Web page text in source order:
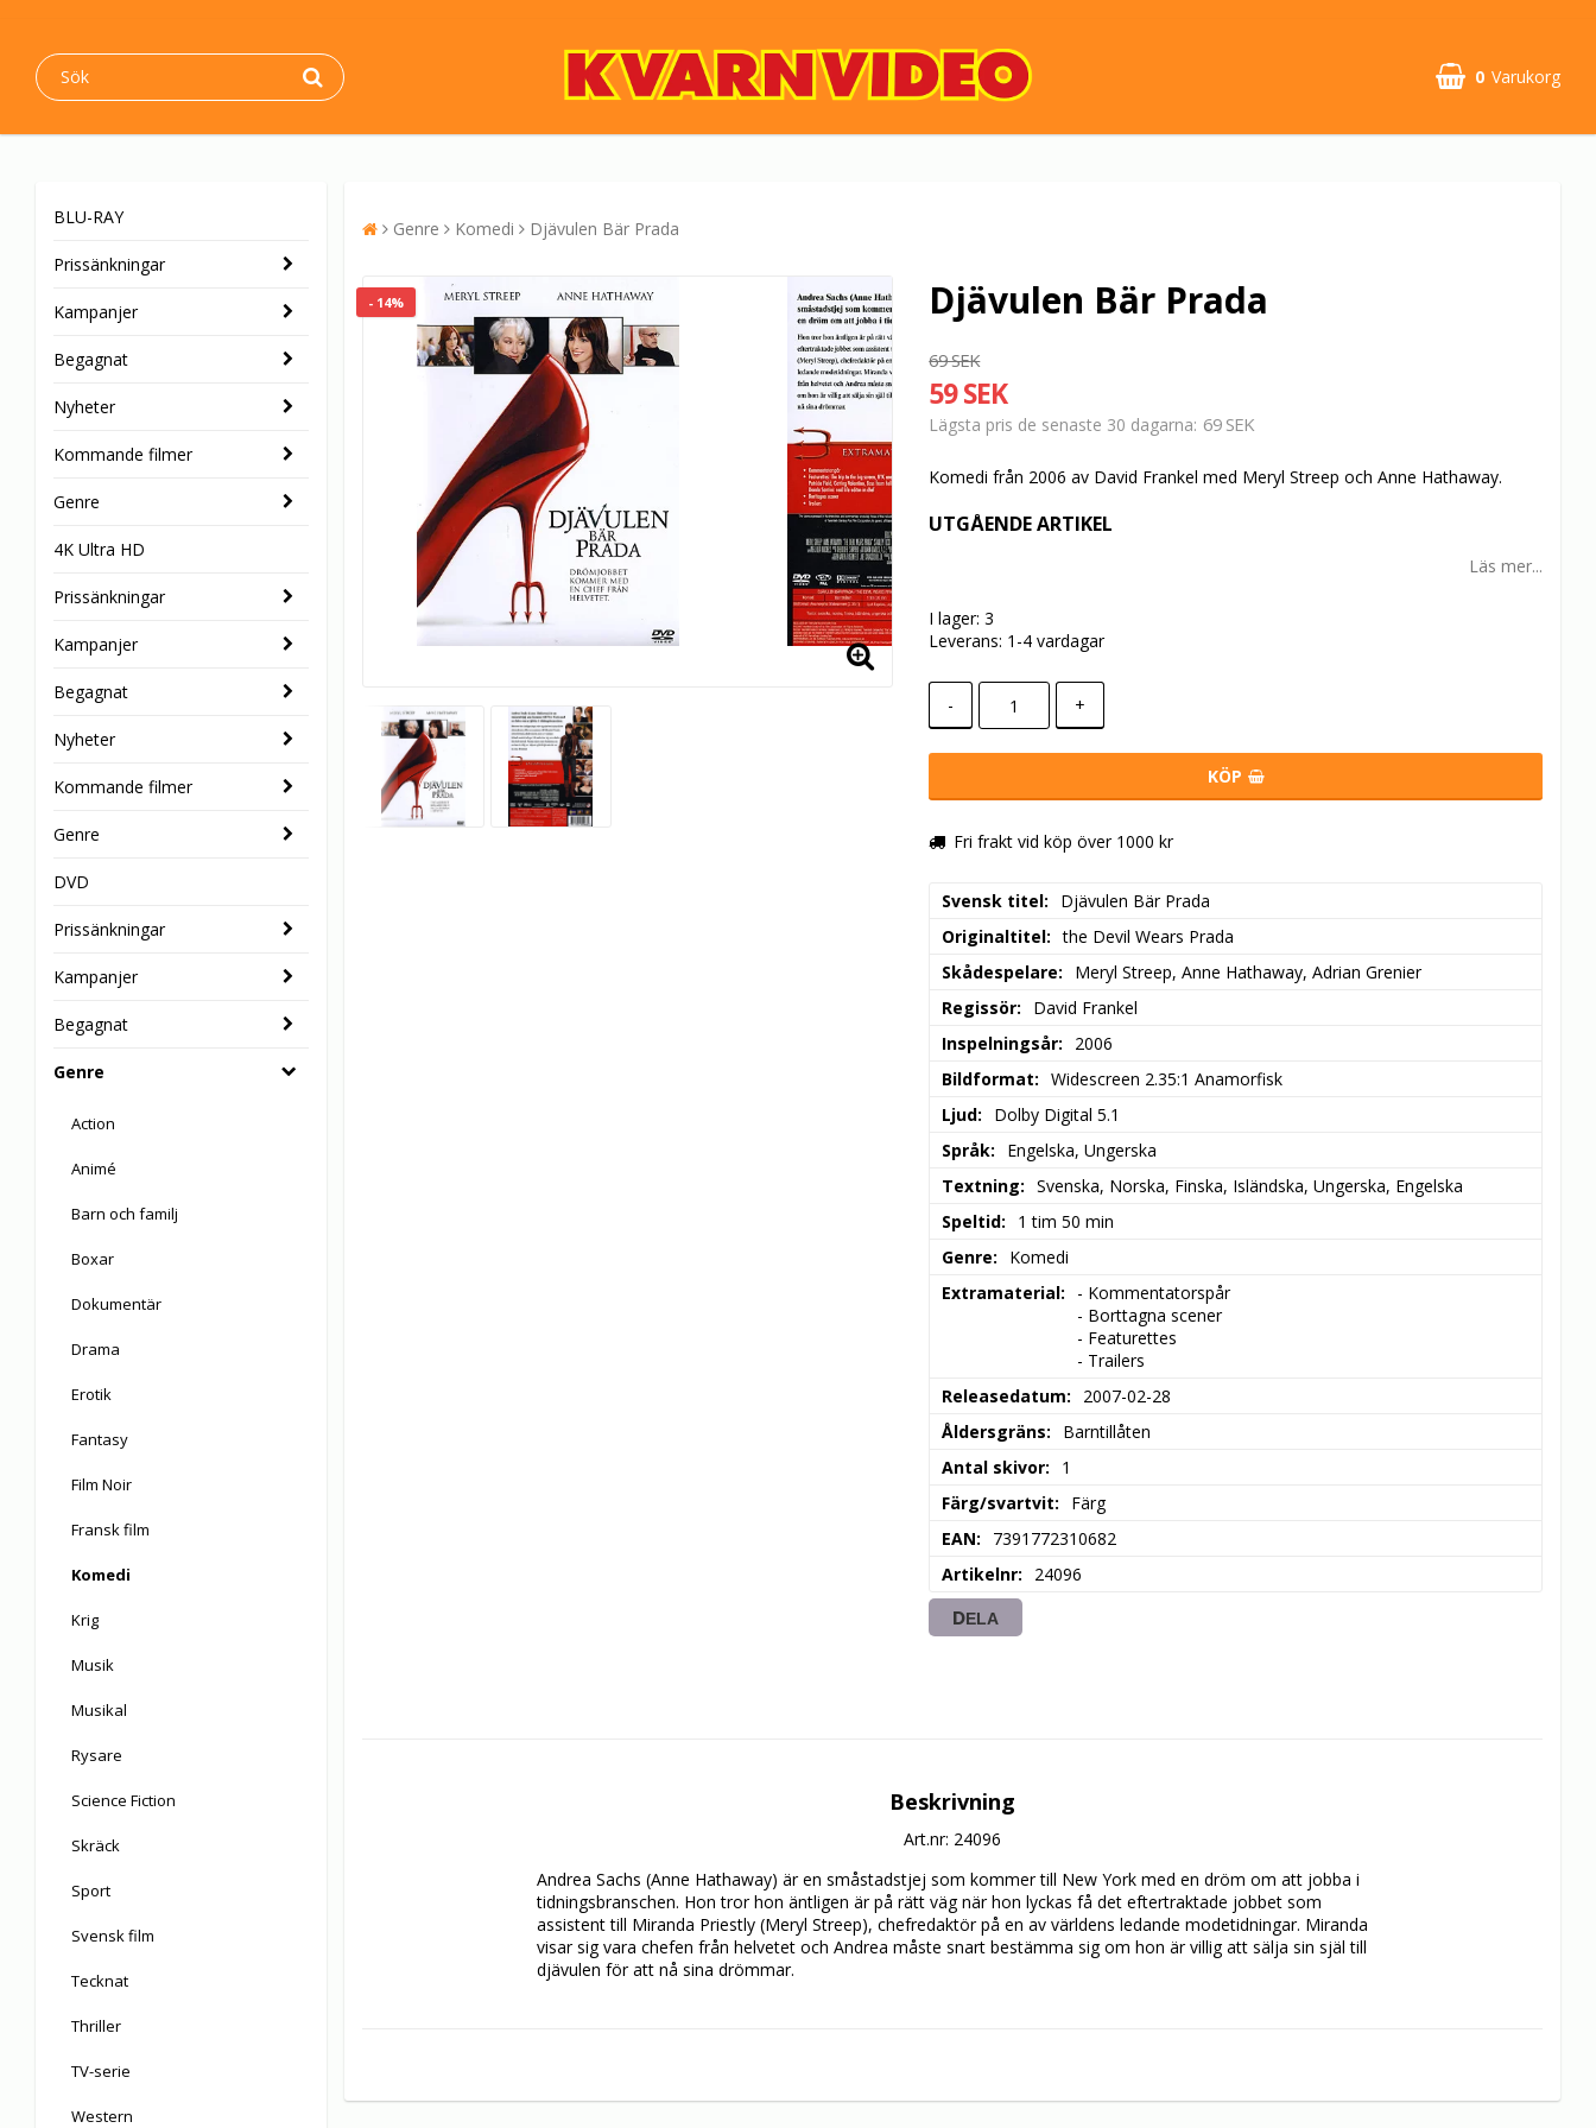
0 Varukorg
BLU-RAY
Prissänkningar
Kampanjer
Begagnat
Nyheter
Kommande filmer
Genre
4K Ultra HD
Prissänkningar
Kampanjer
Begagnat
Nyheter
Kommande filmer
Genre
DVD
Prissänkningar
Kampanjer
Begagnat
Genre
Action
Animé
Barn och familj
Boxar
Dokumentär
Drama
Erotik
Fantasy
Film Noir
Fransk film
Komedi
Krig
Musik
Musikal
Rysare
Science Fiction
Skräck
Sport
Svensk film
Tecknat
Thriller
TV-serie
Western
Genre Komedi Djävulen Bär Prada
- 14% Djävulen Bär Prada
69 SEK
59 SEK
Lägsta pris de senaste 30 dagarna 69 SEK
Komedi från 2006 av David Frankel med Meryl Streep och Anne Hathaway.
UTGÅENDE ARTIKEL
Läs mer...
I lager: 3
Leverans: 1-4 vardagar
- +
KÖP
Fri frakt vid köp över 1000 kr
Svensk titel
Djävulen Bär Prada
Originaltitel
the Devil Wears Prada
Skådespelare
Meryl Streep, Anne Hathaway, Adrian Grenier
Regissör
David Frankel
Inspelningsår
2006
Bildformat
Widescreen 2.35:1 Anamorfisk
Ljud
Dolby Digital 5.1
Språk
Engelska, Ungerska
Textning
Svenska, Norska, Finska, Isländska, Ungerska, Engelska
Speltid
1 tim 50 min
Genre
Komedi
Extramaterial
- Kommentatorspår
- Borttagna scener
- Featurettes
- Trailers
Releasedatum
2007-02-28
Åldersgräns
Barntillåten
Antal skivor
1
Färg/svartvit
Färg
EAN
7391772310682
Artikelnr
24096
DELA
Beskrivning
Art.nr: 24096
Andrea Sachs (Anne Hathaway) är en småstadstjej som kommer till New York med en dröm om att jobba i
tidningsbranschen. Hon tror hon äntligen är på rätt väg när hon lyckas få det eftertraktade jobbet som
assistent till Miranda Priestly (Meryl Streep), chefredaktör på en av världens ledande modetidningar. Miranda
visar sig vara chefen från helvetet och Andrea måste snart bestämma sig om hon är villig att sälja sin själ till
djävulen för att nå sina drömmar.